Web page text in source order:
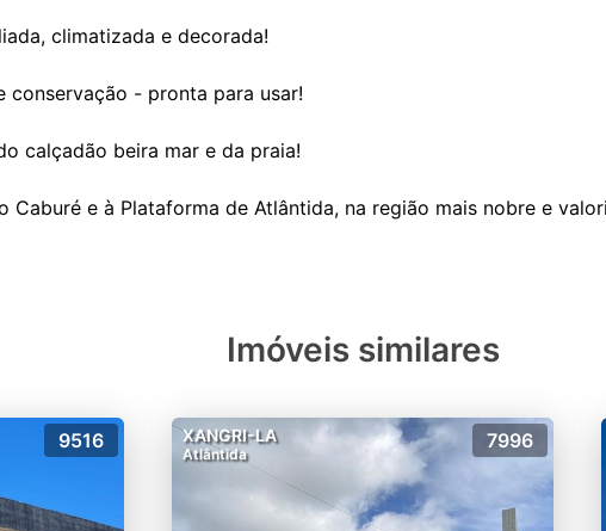
climatizada e decorada!
conservação - pronta para usar!
calçadão beira mar e da praia!
Imóveis similares
9516 XANGRI-LA
Atlântida
7996